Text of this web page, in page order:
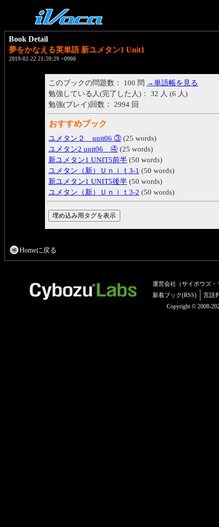
Book Detail
夢をかなえる英単語 新ユメタン1 Unit1
2019-02-22 21:59:29 +0900
このブックの問題数： 100 問 →単語帳を見る
勉強している人(完了した人)： 32 人 (6 人)
勉強(プレイ)回数： 2994 回
おすすめブック
ユメタン２ unit06 ③ (25 words)
ユメタン2 unit06 ④ (25 words)
新ユメタン1 UNIT5前半 (50 words)
ユメタン（新）Ｕｎｉｔ3-1 (50 words)
新ユメタン1 UNIT5後半 (50 words)
ユメタン（新）Ｕｎｉｔ3-2 (50 words)
Homeに戻る
運営会社（サイボウズ・
新着ブック(RSS)
言語
Copyright © 2008-